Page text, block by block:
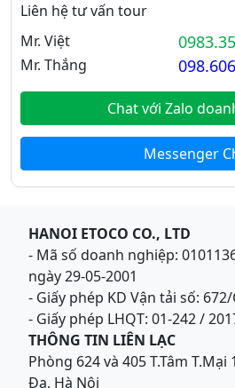
Liên hệ tư vấn tour
Mr. Việt
Mr. Thắng
Chat với Zalo
Messenger
HANOI ETOCO CO., LTD
- Mã số doanh nghiệp:
ngày 29-05-2001
- Giấy phép KD Vận tải số: 672/
- Giấy phép LHQT: 01-242 /
THÔNG TIN LIÊN LẠC
Phòng 624 và 405 T.Tâm
Đa, Hà Nội